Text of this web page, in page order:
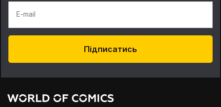
E-mail
Підписатись